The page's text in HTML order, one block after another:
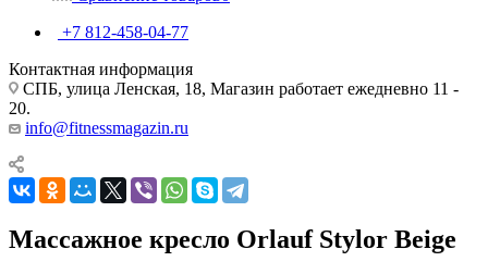
+7 812-458-04-77
Контактная информация
СПБ, улица Ленская, 18, Магазин работает ежедневно 11 -
20.
info@fitnessmagazin.ru
Массажное кресло Orlauf Stylor Beige